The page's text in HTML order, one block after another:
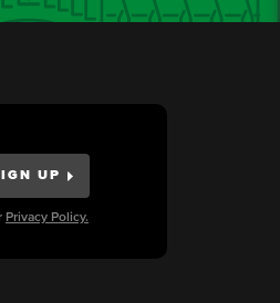
Privacy Policy.